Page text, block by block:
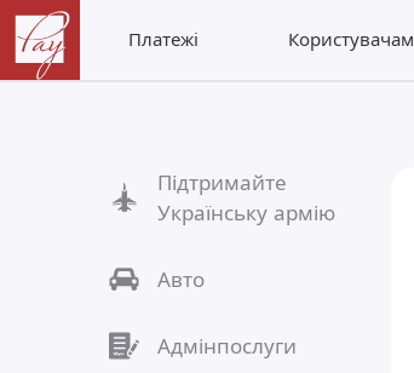
Платежі Користувачам
Підтримайте
Українську армію
Авто
Адмінпослуги